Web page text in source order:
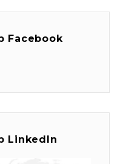
Facebook
LinkedIn